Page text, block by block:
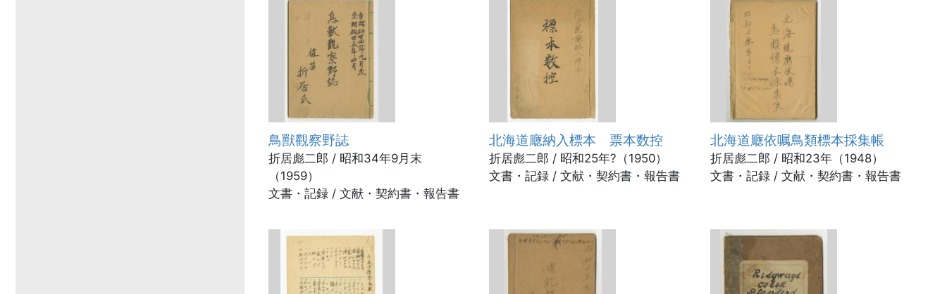
鳥獸觀察野誌
折居彪二郎 / 昭和34年9月末
（1959）
文書・記録 / 文献・契約書・報告書
北海道廰納入標本 票本数控
折居彪二郎 / 昭和25年?（1950）
文書・記録 / 文献・契約書・報告書
北海道廰依嘱鳥類標本採集帳
折居彪二郎 / 昭和23年（1948）
文書・記録 / 文献・契約書・報告書